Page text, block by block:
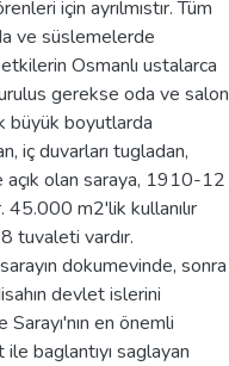
için ayrılmıstır. Tüm
ve süslemelerde
Osmanlı ustalarca
gerekse oda ve salon
büyük boyutlarda
iç duvarları tugladan,
açık olan saraya, 1910-12
m2'lik kullanılır
tuvaleti vardır.
dokumevinde, sonra
devlet islerini
en önemli
baglantıyı saglayan